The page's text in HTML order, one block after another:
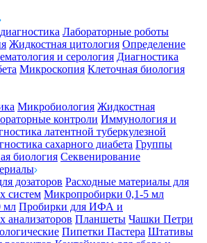
Лабораторные роботы
Жидкостная цитология Определение
и серология Диагностика
Микроскопия Клеточная биология
Микробиология Жидкостная
контроли Иммунология и
латентной туберкулезной
сахарного диабета Группы
биология Секвенирование
дозаторов Расходные материалы для
систем Микропробирки 0,1-5 мл
мл Пробирки для ИФА и
анализаторов Планшеты Чашки Петри
Пипетки Пастера Штативы